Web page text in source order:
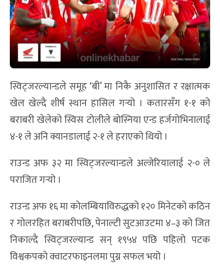
स्विट्जरल्यान्डले समूह ‘बी’ मा निकै अनुशासित र रक्षात्मक
खेल खेल्दै शीर्ष स्थान हासिल गर्‍यो । कतारसँग १-१ को
बराबरी खेलेको स्विस टोलीले बोस्निया एन्ड हर्जगोभिनालाई
४-१ ले अनि क्यानडालाई २-१ ले हराएको थियो ।
राउन्ड अफ ३२ मा स्विट्जरल्यान्डले अल्जेरियालाई २-० ले
पराजित गर्‍यो ।
राउन्ड अफ १६ मा कोलम्बियाविरुद्धको १२० मिनेटको कठिन
र गोलरहित बराबरीपछि, पेनाल्टी सुटआउटमा ४–३ को जित
निकाल्दै स्विट्जरल्यान्ड सन् १९५४ पछि पहिलो पटक
विश्वकपको क्वाटरफाइनलमा पुग्न सफल भयो ।